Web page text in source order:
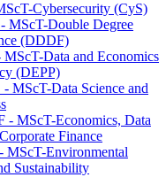
Cybersecurity (CyS)
MScT-Double Degree
(DDDF)
Data and Economics
(DEPP)
MScT-Data Science and
- MScT-Economics, Data
Finance
MScT-Environmental
Sustainability